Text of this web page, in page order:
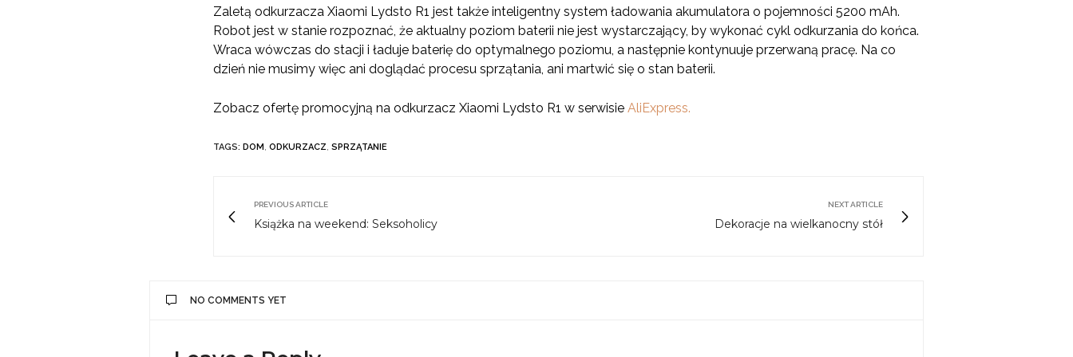
Zaletą odkurzacza Xiaomi Lydsto R1 jest także inteligentny system ładowania akumulatora o pojemności 5200 mAh.
Robot jest w stanie rozpoznać, że aktualny poziom baterii nie jest wystarczający, by wykonać cykl odkurzania do końca.
Wraca wówczas do stacji i ładuje baterię do optymalnego poziomu, a następnie kontynuuje przerwaną pracę. Na co
dzień nie musimy więc ani doglądać procesu sprzątania, ani martwić się o stan baterii.
Zobacz ofertę promocyjną na odkurzacz Xiaomi Lydsto R1 w serwisie AliExpress.
TAGS: DOM , ODKURZACZ, SPRZĄTANIE
PREVIOUS ARTICLE
Książka na weekend: Seksoholicy
NEXT ARTICLE
Dekoracje na wielkanocny stół
NO COMMENTS YET